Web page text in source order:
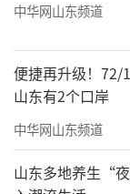
中华网山东频道
便捷再升级！72/
山东有2个口岸
中华网山东频道
山东多地养生“